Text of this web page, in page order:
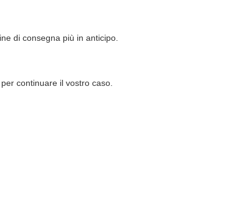
di consegna più in anticipo.
continuare il vostro caso.